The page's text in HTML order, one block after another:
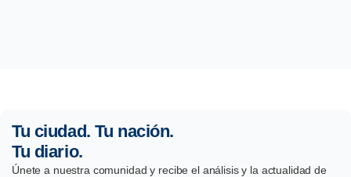
Tu ciudad. Tu nación.
Tu diario.
Únete a nuestra comunidad y recibe el análisis y la actualidad de